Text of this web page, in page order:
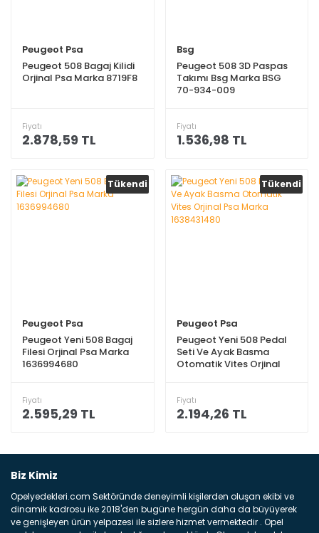
Peugeot Psa
Peugeot 508 Bagaj Kilidi
Orjinal Psa Marka 8719F8
Fiyatı
2.878,59 TL
Bsg
Peugeot 508 3D Paspas
Takımı Bsg Marka BSG
70-934-009
Fiyatı
1.536,98 TL
Tükendi
Peugeot Psa
Peugeot Yeni 508 Bagaj
Filesi Orjinal Psa Marka
1636994680
Fiyatı
2.595,29 TL
Tükendi
Peugeot Psa
Peugeot Yeni 508 Pedal
Seti Ve Ayak Basma
Otomatik Vites Orjinal
Fiyatı
2.194,26 TL
Biz Kimiz
Opelyedekleri.com Sektöründe deneyimli kişilerden oluşan ekibi ve
dinamik kadrosu ike 2018'den bugüne hergün daha da büyüyerek
ve genişleyen ürün yelpazesi ile sizlere hizmet vermektedir . Opel